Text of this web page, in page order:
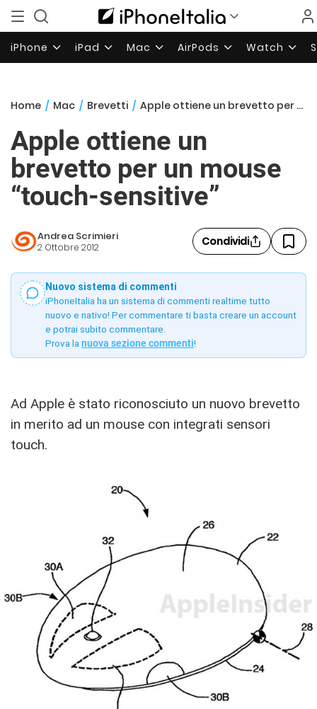
iPhone iPad Mac AirPods Watch
Home / Mac / Brevetti / Apple ottiene un brevetto per un mouse “touch-sensitive”
Apple ottiene un
brevetto per un mouse
“touch-sensitive”
Andrea Scrimieri
2 Ottobre 2012 Condividi
Nuovo sistema di commenti
iPhoneItalia ha un sistema di commenti realtime tutto
nuovo e nativo! Per commentare ti basta creare un account
e potrai subito commentare.
Prova la nuova sezione commenti!
Ad Apple è stato riconosciuto un nuovo brevetto
in merito ad un mouse con integrati sensori
touch.